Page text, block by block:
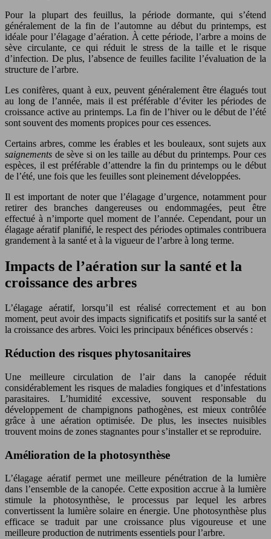
Pour la plupart des feuillus, la période dormante, qui s’étend
généralement de la fin de l’automne au début du printemps, est
idéale pour l’élagage d’aération. À cette période, l’arbre a moins de
sève circulante, ce qui réduit le stress de la taille et le risque
d’infection. De plus, l’absence de feuilles facilite l’évaluation de la
structure de l’arbre.
Les conifères, quant à eux, peuvent généralement être élagués tout
au long de l’année, mais il est préférable d’éviter les périodes de
croissance active au printemps. La fin de l’hiver ou le début de l’été
sont souvent des moments propices pour ces essences.
Certains arbres, comme les érables et les bouleaux, sont sujets aux
saignements de sève si on les taille au début du printemps. Pour ces
espèces, il est préférable d’attendre la fin du printemps ou le début
de l’été, une fois que les feuilles sont pleinement développées.
Il est important de noter que l’élagage d’urgence, notamment pour
retirer des branches dangereuses ou endommagées, peut être
effectué à n’importe quel moment de l’année. Cependant, pour un
élagage aératif planifié, le respect des périodes optimales contribuera
grandement à la santé et à la vigueur de l’arbre à long terme.
Impacts de l’aération sur la santé et la
croissance des arbres
L’élagage aératif, lorsqu’il est réalisé correctement et au bon
moment, peut avoir des impacts significatifs et positifs sur la santé et
la croissance des arbres. Voici les principaux bénéfices observés :
Réduction des risques phytosanitaires
Une meilleure circulation de l’air dans la canopée réduit
considérablement les risques de maladies fongiques et d’infestations
parasitaires. L’humidité excessive, souvent responsable du
développement de champignons pathogènes, est mieux contrôlée
grâce à une aération optimisée. De plus, les insectes nuisibles
trouvent moins de zones stagnantes pour s’installer et se reproduire.
Amélioration de la photosynthèse
L’élagage aératif permet une meilleure pénétration de la lumière
dans l’ensemble de la canopée. Cette exposition accrue à la lumière
stimule la photosynthèse, le processus par lequel les arbres
convertissent la lumière solaire en énergie. Une photosynthèse plus
efficace se traduit par une croissance plus vigoureuse et une
meilleure production de nutriments essentiels pour l’arbre.